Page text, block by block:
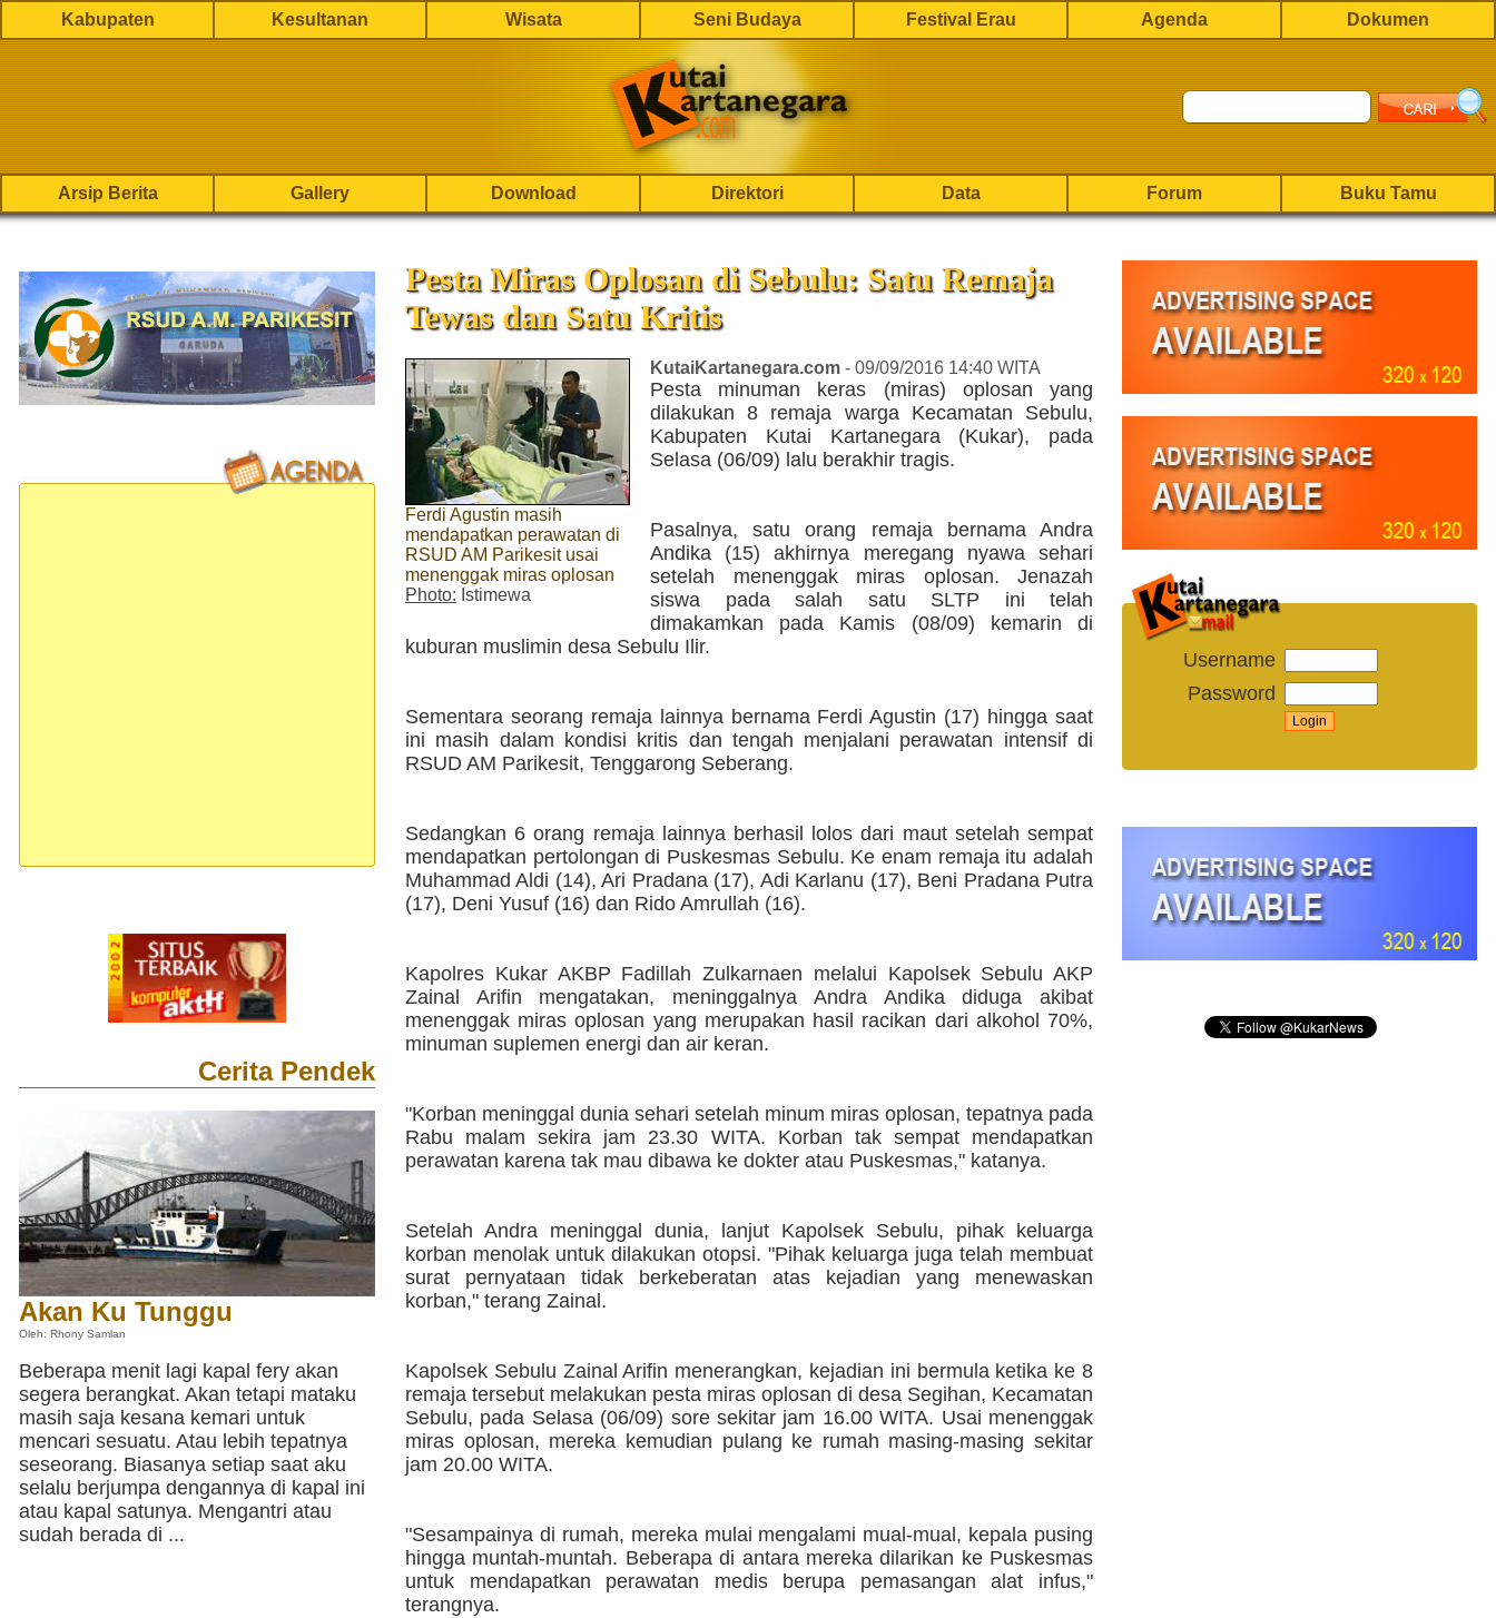
Kabupaten Kesultanan Wisata Seni Budaya Festival Erau Agenda Dokumen
Arsip Berita Gallery Download Direktori Data Forum Buku Tamu
Cerita Pendek
Akan Ku Tunggu
Oleh: Rhony Samlan
Beberapa menit lagi kapal fery akan
segera berangkat. Akan tetapi mataku
masih saja kesana kemari untuk
mencari sesuatu. Atau lebih tepatnya
seseorang. Biasanya setiap saat aku
selalu berjumpa dengannya di kapal ini
atau kapal satunya. Mengantri atau
sudah berada di ...
Pesta Miras Oplosan di Sebulu: Satu Remaja
Tewas dan Satu Kritis
Ferdi Agustin masih
mendapatkan perawatan di
RSUD AM Parikesit usai
menenggak miras oplosan
Photo: Istimewa
KutaiKartanegara.com - 09/09/2016 14:40 WITA
Pesta minuman keras (miras) oplosan yang
dilakukan 8 remaja warga Kecamatan Sebulu,
Kabupaten Kutai Kartanegara (Kukar), pada
Selasa (06/09) lalu berakhir tragis.
Pasalnya, satu orang remaja bernama Andra
Andika (15) akhirnya meregang nyawa sehari
setelah menenggak miras oplosan. Jenazah
siswa pada salah satu SLTP ini telah
dimakamkan pada Kamis (08/09) kemarin di
kuburan muslimin desa Sebulu Ilir.
Sementara seorang remaja lainnya bernama Ferdi Agustin (17) hingga saat
ini masih dalam kondisi kritis dan tengah menjalani perawatan intensif di
RSUD AM Parikesit, Tenggarong Seberang.
Sedangkan 6 orang remaja lainnya berhasil lolos dari maut setelah sempat
mendapatkan pertolongan di Puskesmas Sebulu. Ke enam remaja itu adalah
Muhammad Aldi (14), Ari Pradana (17), Adi Karlanu (17), Beni Pradana Putra
(17), Deni Yusuf (16) dan Rido Amrullah (16).
Kapolres Kukar AKBP Fadillah Zulkarnaen melalui Kapolsek Sebulu AKP
Zainal Arifin mengatakan, meninggalnya Andra Andika diduga akibat
menenggak miras oplosan yang merupakan hasil racikan dari alkohol 70%,
minuman suplemen energi dan air keran.
"Korban meninggal dunia sehari setelah minum miras oplosan, tepatnya pada
Rabu malam sekira jam 23.30 WITA. Korban tak sempat mendapatkan
perawatan karena tak mau dibawa ke dokter atau Puskesmas," katanya.
Setelah Andra meninggal dunia, lanjut Kapolsek Sebulu, pihak keluarga
korban menolak untuk dilakukan otopsi. "Pihak keluarga juga telah membuat
surat pernyataan tidak berkeberatan atas kejadian yang menewaskan
korban," terang Zainal.
Kapolsek Sebulu Zainal Arifin menerangkan, kejadian ini bermula ketika ke 8
remaja tersebut melakukan pesta miras oplosan di desa Segihan, Kecamatan
Sebulu, pada Selasa (06/09) sore sekitar jam 16.00 WITA. Usai menenggak
miras oplosan, mereka kemudian pulang ke rumah masing-masing sekitar
jam 20.00 WITA.
"Sesampainya di rumah, mereka mulai mengalami mual-mual, kepala pusing
hingga muntah-muntah. Beberapa di antara mereka dilarikan ke Puskesmas
untuk mendapatkan perawatan medis berupa pemasangan alat infus,"
terangnya.
Username
Password